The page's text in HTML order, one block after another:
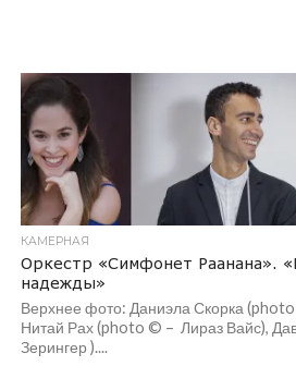
КАМЕРНАЯ
Оркестр «Симфонет Раанана».
надежды»
Верхнее фото: Даниэла Скорка
Нитай Рах (photo © – Лираз Вайс),
Зерингер )....